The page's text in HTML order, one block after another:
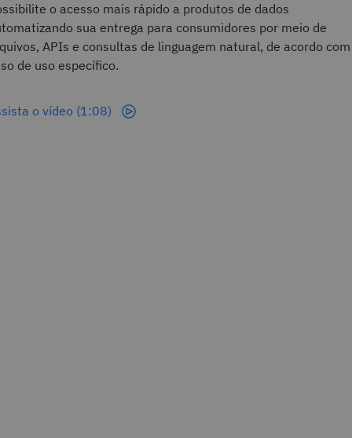
o acesso mais rápido a produtos de dados
sua entrega para consumidores por meio de
APIs e consultas de linguagem natural, de acordo
de uso específico.
o vídeo (1:08)